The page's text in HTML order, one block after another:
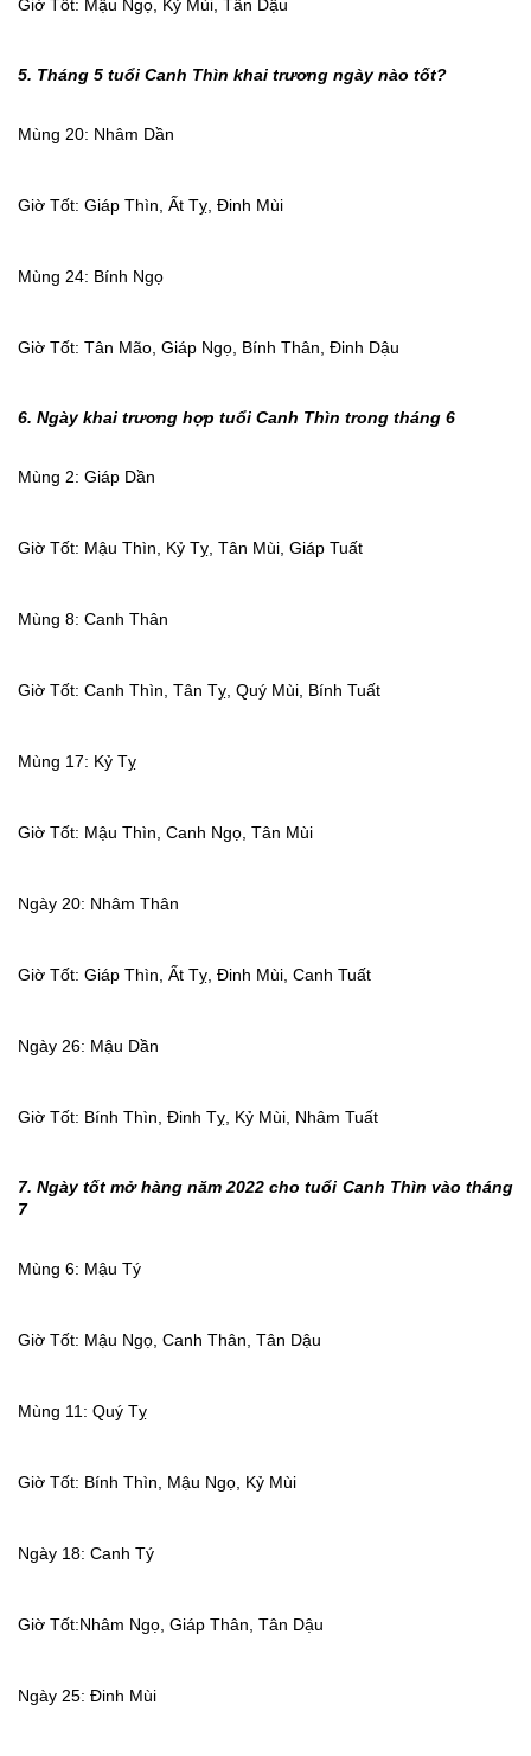
Giờ Tốt: Mậu Ngọ, Kỷ Mùi, Tân Dậu
5. Tháng 5 tuổi Canh Thìn khai trương ngày nào tốt?
Mùng 20: Nhâm Dần
Giờ Tốt: Giáp Thìn, Ất Tỵ, Đinh Mùi
Mùng 24: Bính Ngọ
Giờ Tốt: Tân Mão, Giáp Ngọ, Bính Thân, Đinh Dậu
6. Ngày khai trương hợp tuổi Canh Thìn trong tháng 6
Mùng 2: Giáp Dần
Giờ Tốt: Mậu Thìn, Kỷ Tỵ, Tân Mùi, Giáp Tuất
Mùng 8: Canh Thân
Giờ Tốt: Canh Thìn, Tân Tỵ, Quý Mùi, Bính Tuất
Mùng 17: Kỷ Tỵ
Giờ Tốt: Mậu Thìn, Canh Ngọ, Tân Mùi
Ngày 20: Nhâm Thân
Giờ Tốt: Giáp Thìn, Ất Tỵ, Đinh Mùi, Canh Tuất
Ngày 26: Mậu Dần
Giờ Tốt: Bính Thìn, Đinh Tỵ, Kỷ Mùi, Nhâm Tuất
7. Ngày tốt mở hàng năm 2022 cho tuổi Canh Thìn vào tháng
7
Mùng 6: Mậu Tý
Giờ Tốt: Mậu Ngọ, Canh Thân, Tân Dậu
Mùng 11: Quý Tỵ
Giờ Tốt: Bính Thìn, Mậu Ngọ, Kỷ Mùi
Ngày 18: Canh Tý
Giờ Tốt:Nhâm Ngọ, Giáp Thân, Tân Dậu
Ngày 25: Đinh Mùi